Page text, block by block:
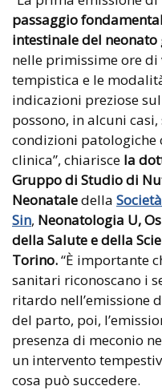
passaggio
intestinale del neonato
nelle primissime ore di
tempistica e le
indicazioni preziose
possono, in alcuni
condizioni patologiche
clinica”, chiarisce la
Gruppo di Studio di
Neonataledella
Sin, Neonatologia U,
della Salute e della
Torino.“È importante
sanitari riconoscano i
ritardo nell’emissione
del parto, poi,
presenza di meconio
un intervento
cosa può succedere.